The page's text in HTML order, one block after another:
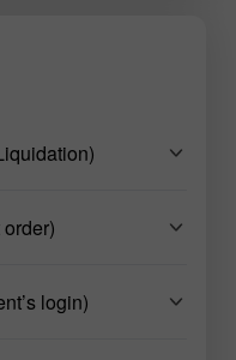
login)